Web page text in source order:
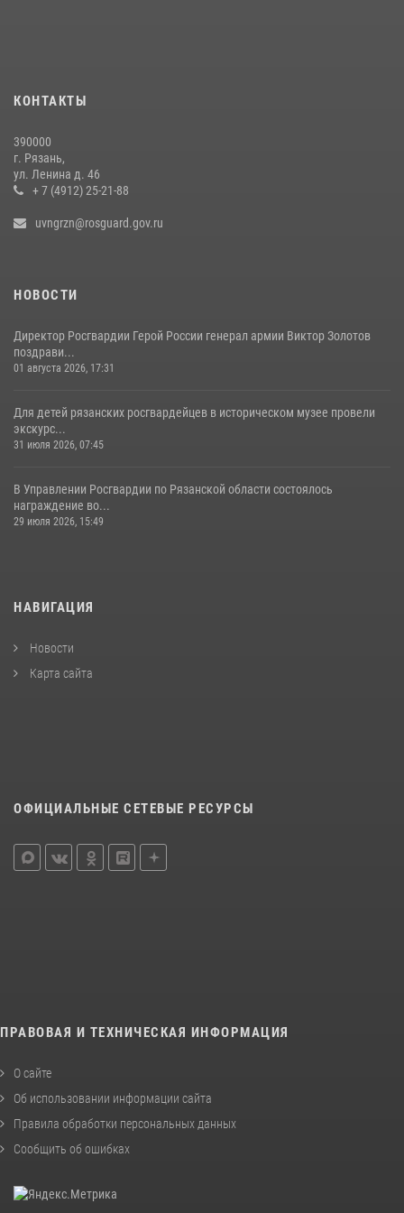
матча на «Рязань Арена»
В Управлении Росгвардии по Рязанской области состоялось
награждение военнослужащих государственными наградами
КОНТАКТЫ
390000
г. Рязань,
ул. Ленина д. 46
+ 7 (4912) 25-21-88
uvngrzn@rosguard.gov.ru
НОВОСТИ
Директор Росгвардии Герой России генерал армии Виктор Золотов
поздрави...
01 августа 2026, 17:31
Для детей рязанских росгвардейцев в историческом музее провели
экскурс...
31 июля 2026, 07:45
В Управлении Росгвардии по Рязанской области состоялось
награждение во...
29 июля 2026, 15:49
НАВИГАЦИЯ
Новости
Карта сайта
ОФИЦИАЛЬНЫЕ СЕТЕВЫЕ РЕСУРСЫ
ПРАВОВАЯ И ТЕХНИЧЕСКАЯ ИНФОРМАЦИЯ
О сайте
Об использовании информации сайта
Правила обработки персональных данных
Сообщить об ошибках